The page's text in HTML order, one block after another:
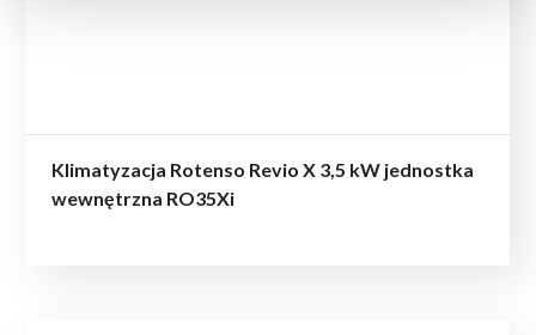
Klimatyzacja Rotenso Revio X 3,5 kW jednostka
wewnętrzna RO35Xi